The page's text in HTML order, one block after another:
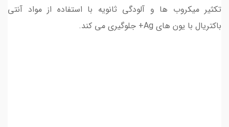
تکثیر میکروب ها و آلودگی ثانویه با استفاده از مواد آنتی
باکتریال با یون های Ag+ جلوگیری می کند.